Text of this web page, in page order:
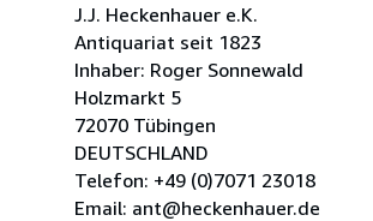
J.J. Heckenhauer e.K.
Antiquariat seit 1823
Inhaber: Roger Sonnewald
Holzmarkt 5
72070 Tübingen
DEUTSCHLAND
Telefon: +49 (0)7071 23018
Email: ant@heckenhauer.de